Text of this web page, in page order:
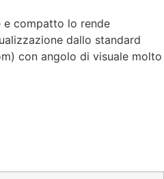
e compatto lo rende
dallo standard
con angolo di visuale molto